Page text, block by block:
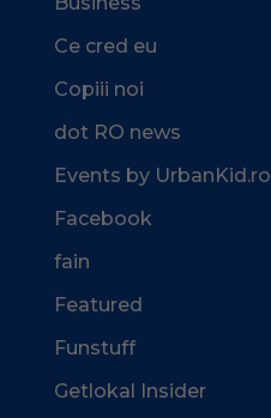
Ce cred eu
Copiii noi
dot RO news
Events by UrbanKid.ro
Facebook
fain
Featured
Funstuff
Getlokal Insider